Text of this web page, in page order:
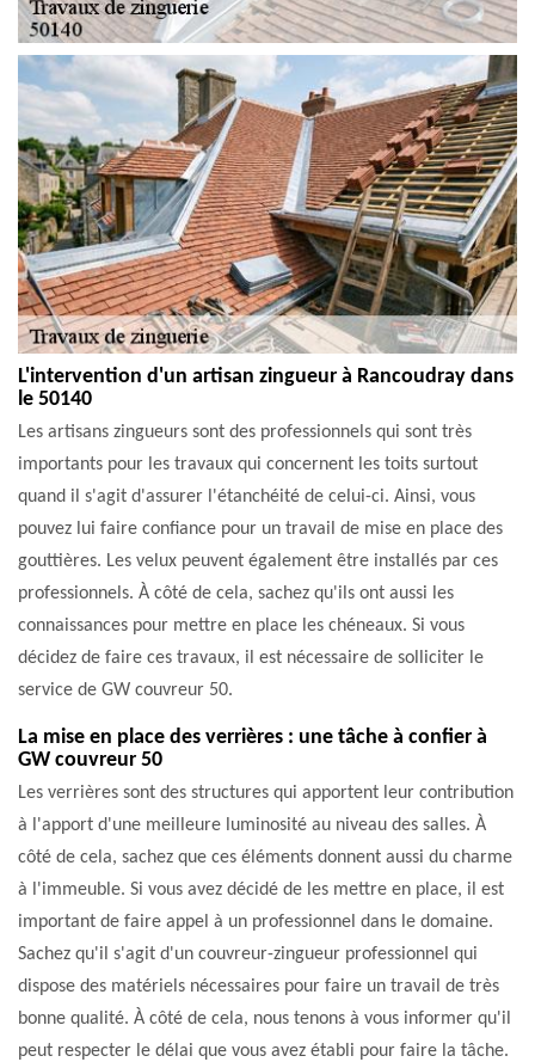
L'intervention d'un artisan zingueur à Rancoudray dans
le 50140
Les artisans zingueurs sont des professionnels qui sont très
importants pour les travaux qui concernent les toits surtout
quand il s'agit d'assurer l'étanchéité de celui-ci. Ainsi, vous
pouvez lui faire confiance pour un travail de mise en place des
gouttières. Les velux peuvent également être installés par ces
professionnels. À côté de cela, sachez qu'ils ont aussi les
connaissances pour mettre en place les chéneaux. Si vous
décidez de faire ces travaux, il est nécessaire de solliciter le
service de GW couvreur 50.
La mise en place des verrières : une tâche à confier à
GW couvreur 50
Les verrières sont des structures qui apportent leur contribution
à l'apport d'une meilleure luminosité au niveau des salles. À
côté de cela, sachez que ces éléments donnent aussi du charme
à l'immeuble. Si vous avez décidé de les mettre en place, il est
important de faire appel à un professionnel dans le domaine.
Sachez qu'il s'agit d'un couvreur-zingueur professionnel qui
dispose des matériels nécessaires pour faire un travail de très
bonne qualité. À côté de cela, nous tenons à vous informer qu'il
peut respecter le délai que vous avez établi pour faire la tâche.